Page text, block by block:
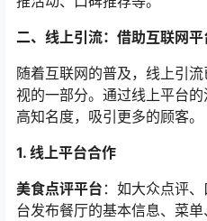
二、线上引流：借助互联网平
随着互联网的普及，线上引
视的一部分。通过线上平台
高知名度，吸引更多的顾客。
1. 线上平台合作
美食点评平台 ：如大众点评
台发布餐厅的基本信息、菜单